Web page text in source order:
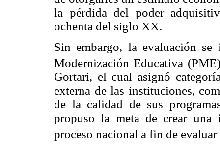
la pérdida del poder
ochenta del siglo XX.
Sin embargo, la evaluación
Modernización Educativa
Gortari, el cual asignó
externa de las instituciones,
de la calidad de sus
propuso la meta de crear una
proceso nacional a fin de